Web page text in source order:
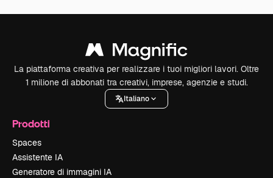
La piattaforma creativa per realizzare i tuoi migliori lavori. Oltre
1 milione di abbonati tra creativi, imprese, agenzie e studi.
Italiano
Prodotti
Spaces
Assistente IA
Generatore di immagini IA